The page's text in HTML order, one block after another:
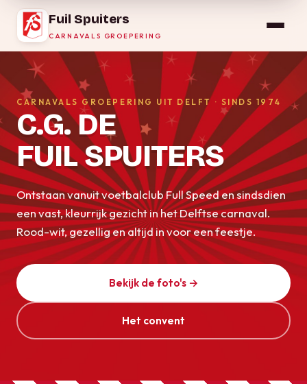
Fuil Spuiters
CARNAVALS GROEPERING
CARNAVALS GROEPERING UIT DELFT · SINDS 1974
C.G. DE
FUIL SPUITERS
Ontstaan vanuit voetbalclub Full Speed en sindsdien
een vast, kleurrijk gezicht in het Delftse carnaval.
Rood-wit, gezellig en altijd in voor een feestje.
Bekijk de foto's →
Het convent